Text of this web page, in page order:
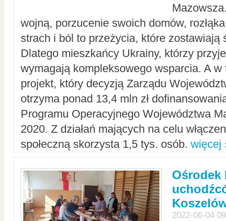
wojną, porzucenie swoich domów,
strach i ból to przeżycia, które zostawiają
Dlatego mieszkańcy Ukrainy, którzy
wymagają kompleksowego wsparcia. A w
projekt, który decyzją Zarządu
otrzyma ponad 13,4 mln zł
Programu Operacyjnego Województwa
2020. Z działań mających na celu
społeczną skorzysta 1,5 tys. osób. więcej
Ośrodek
2022-06-04